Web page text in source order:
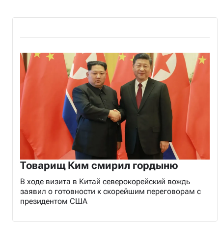
Товарищ Ким смирил гордыню
В ходе визита в Китай северокорейский вождь
заявил о готовности к скорейшим переговорам с
президентом США